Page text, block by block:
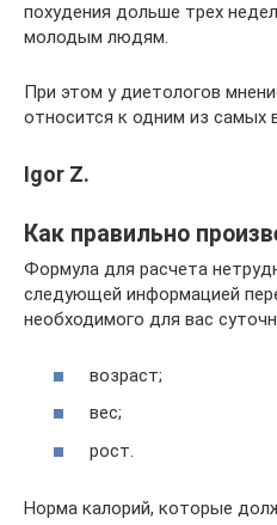
похудения дольше трех
молодым людям.
При этом у диетологов
относится к одним из самых
Igor Z.
Как правильно
Формула для расчета
следующей информацией
необходимого для вас
возраст;
вес;
рост.
Норма калорий, которые